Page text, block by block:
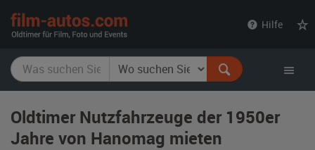
Hilfe
Oldtimer Nutzfahrzeuge der 1950er
Jahre von Hanomag mieten